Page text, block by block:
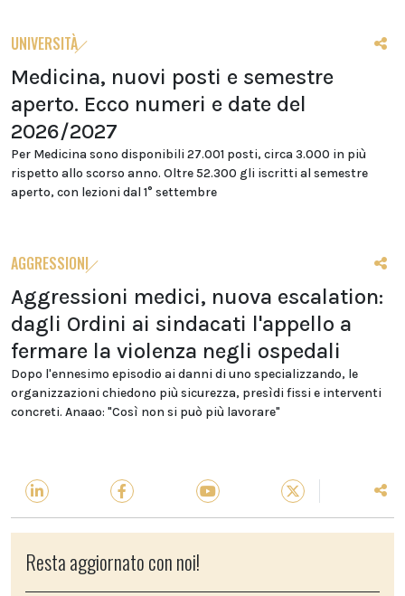
UNIVERSITÀ
Medicina, nuovi posti e semestre
aperto. Ecco numeri e date del
2026/2027
Per Medicina sono disponibili 27.001 posti, circa 3.000 in più
rispetto allo scorso anno. Oltre 52.300 gli iscritti al semestre
aperto, con lezioni dal 1° settembre
AGGRESSIONI
Aggressioni medici, nuova escalation:
dagli Ordini ai sindacati l'appello a
fermare la violenza negli ospedali
Dopo l'ennesimo episodio ai danni di uno specializzando, le
organizzazioni chiedono più sicurezza, presìdi fissi e interventi
concreti. Anaao: "Così non si può più lavorare"
Resta aggiornato con noi!